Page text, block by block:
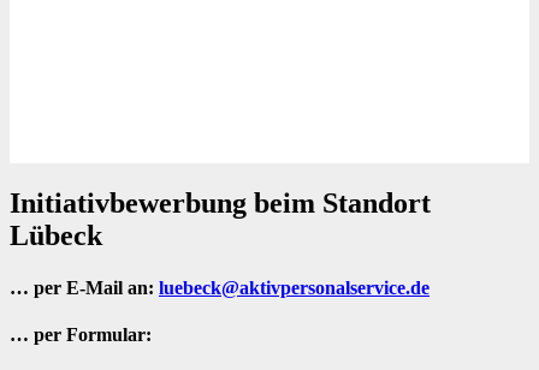
Initiativbewerbung beim Standort
Lübeck
… per E-Mail an: luebeck@aktivpersonalservice.de
… per Formular: